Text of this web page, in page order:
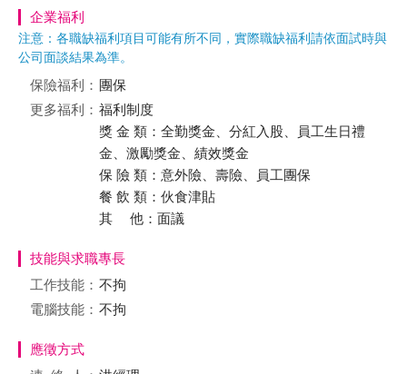
企業福利
注意：各職缺福利項目可能有所不同，實際職缺福利請依面試時與
公司面談結果為準。
保險福利： 團保
更多福利： 福利制度
獎 金 類：全勤獎金、分紅入股、員工生日禮
金、激勵獎金、績效獎金
保 險 類：意外險、壽險、員工團保
餐 飲 類：伙食津貼
其 他：面議
技能與求職專長
工作技能： 不拘
電腦技能： 不拘
應徵方式